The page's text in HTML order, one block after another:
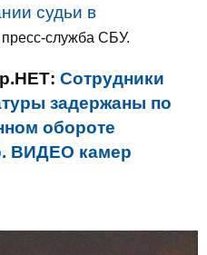
судьи в
служба СБУ.
Сотрудники
задержаны по
обороте
ВИДЕО камер